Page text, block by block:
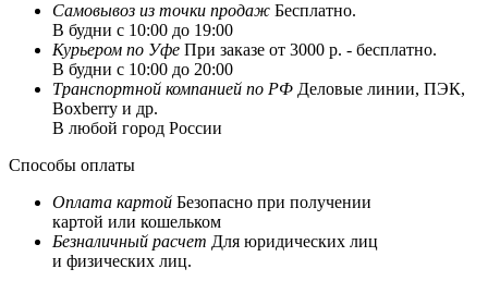
Самовывоз из точки продаж Бесплатно.
В будни с 10:00 до 19:00
Курьером по Уфе При заказе от 3000 р. - бесплатно.
В будни с 10:00 до 20:00
Транспортной компанией по РФ Деловые линии, ПЭК,
Boxberry и др.
В любой город России
Способы оплаты
Оплата картой Безопасно при получении
картой или кошельком
Безналичный расчет Для юридических лиц
и физических лиц.